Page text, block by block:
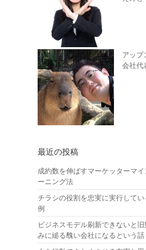
アップ
会社代
最近の投稿
成約数を伸ばすマーケッターマ
ーニング法
チラシの役割を忠実に実行して
例
ビジネスモデル刷新できないと
みに縋る醜い会社になるという話